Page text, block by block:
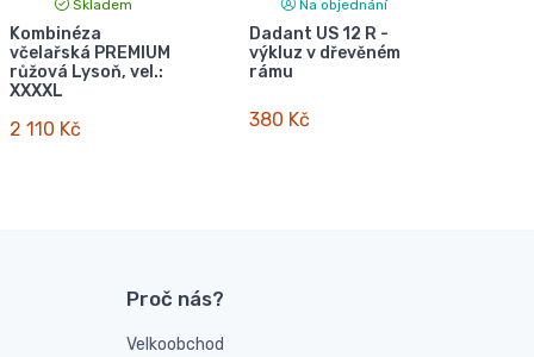
Skladem
Kombinéza
včelařská PREMIUM
růžová Lysoň, vel.:
XXXXL
2 110 Kč
Na objednání
Dadant US 12 R -
výkluz v dřevěném
rámu
380 Kč
Proč nás?
Velkoobchod